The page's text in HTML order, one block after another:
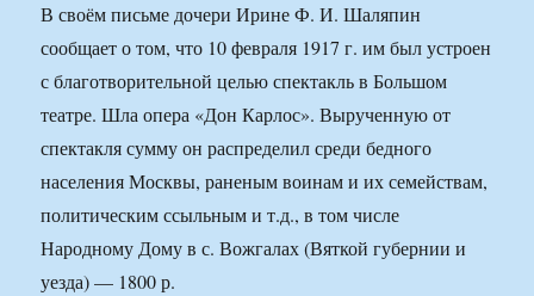
В своём письме дочери Ирине Ф. И. Шаляпин
сообщает о том, что 10 февраля 1917 г. им был устроен
с благотворительной целью спектакль в Большом
театре. Шла опера «Дон Карлос». Вырученную от
спектакля сумму он распределил среди бедного
населения Москвы, раненым воинам и их семействам,
политическим ссыльным и т.д., в том числе
Народному Дому в с. Вожгалах (Вяткой губернии и
уезда) — 1800 р.